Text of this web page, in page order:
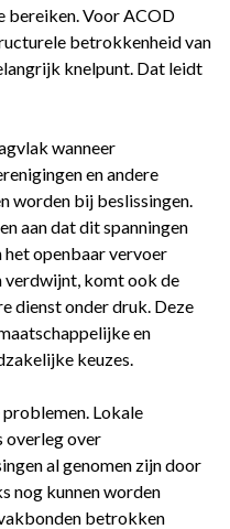
bereiken. Voor ACOD
betrokkenheid van
knelpunt. Dat leidt
wanneer
en andere
worden bij beslissingen.
aan dat dit spanningen
openbaar vervoer
verdwijnt, komt ook de
dienst onder druk. Deze
en
keuzes.
Lokale
overleg over
al genomen zijn door
nog kunnen worden
betrokken